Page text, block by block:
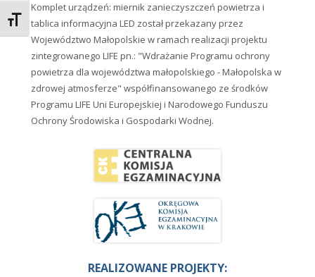
Zmień rozmiar czcionek
Komplet urządzeń: miernik zanieczyszczeń powietrza i
tablica informacyjna LED został przekazany przez
Województwo Małopolskie w ramach realizacji projektu
zintegrowanego LIFE pn.: "Wdrażanie Programu ochrony
powietrza dla województwa małopolskiego - Małopolska w
zdrowej atmosferze" współfinansowanego ze środków
Programu LIFE Uni Europejskiej i Narodowego Funduszu
Ochrony Środowiska i Gospodarki Wodnej.
REALIZOWANE PROJEKTY: